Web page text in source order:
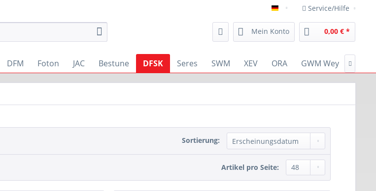
deutsch Service/Hilfe
Mein Konto 0,00 € *
DFM Foton JAC Bestune DFSK Seres SWM XEV ORA GWM Wey 
Sortierung:
Artikel pro Seite: